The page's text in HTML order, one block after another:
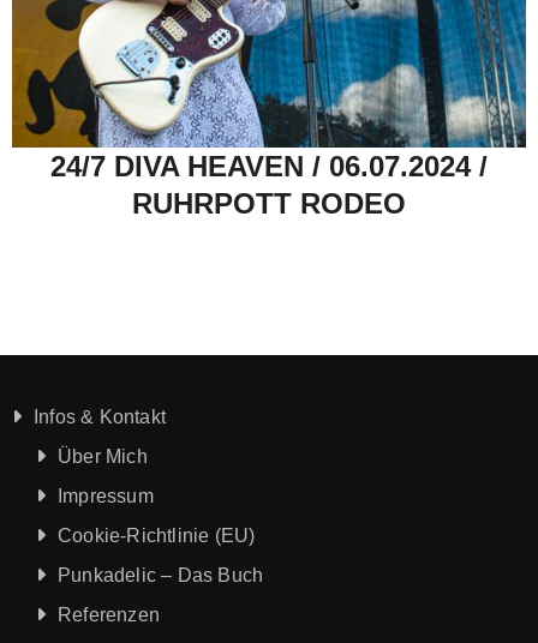
24/7 DIVA HEAVEN / 06.07.2024 /
RUHRPOTT RODEO
Infos & Kontakt
Über Mich
Impressum
Cookie-Richtlinie (EU)
Punkadelic – Das Buch
Referenzen